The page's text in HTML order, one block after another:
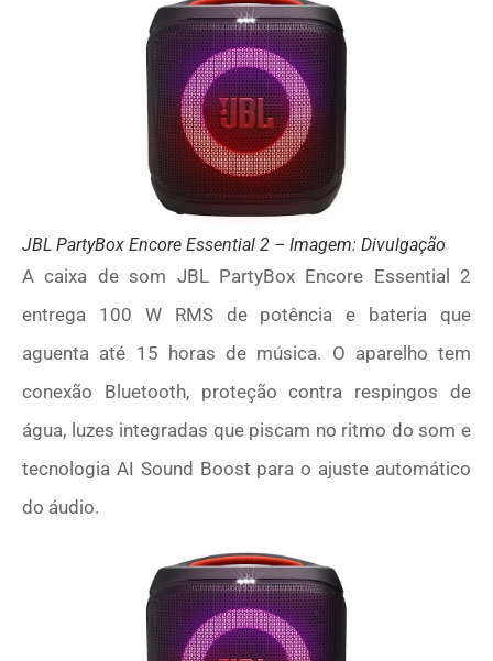
JBL PartyBox Encore Essential 2 – Imagem: Divulgação
A caixa de som JBL PartyBox Encore Essential 2
entrega 100 W RMS de potência e bateria que
aguenta até 15 horas de música. O aparelho tem
conexão Bluetooth, proteção contra respingos de
água, luzes integradas que piscam no ritmo do som e
tecnologia AI Sound Boost para o ajuste automático
do áudio.